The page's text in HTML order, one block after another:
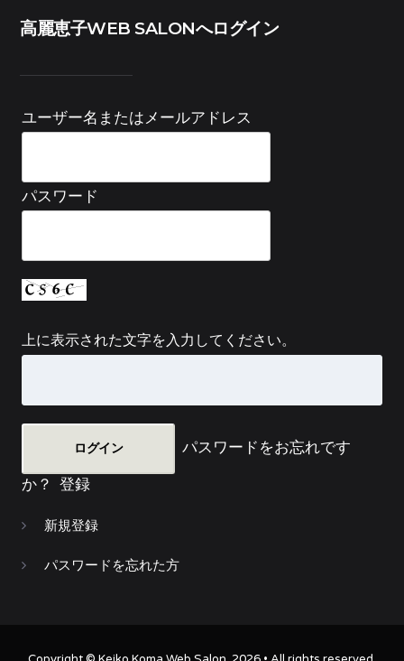
高麗恵子WEB SALONへログイン
ユーザー名またはメールアドレス
パスワード
上に表示された文字を入力してください。
パスワードをお忘れです
か？ 登録
新規登録
パスワードを忘れた方